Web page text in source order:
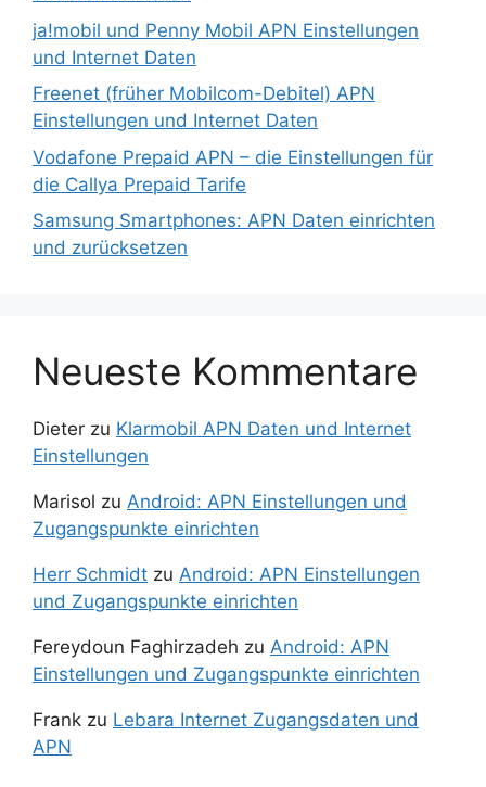
ja!mobil und Penny Mobil APN Einstellungen
und Internet Daten
Freenet (früher Mobilcom-Debitel) APN
Einstellungen und Internet Daten
Vodafone Prepaid APN – die Einstellungen für
die Callya Prepaid Tarife
Samsung Smartphones: APN Daten einrichten
und zurücksetzen
Neueste Kommentare
Dieter zu Klarmobil APN Daten und Internet
Einstellungen
Marisol zu Android: APN Einstellungen und
Zugangspunkte einrichten
Herr Schmidt zu Android: APN Einstellungen
und Zugangspunkte einrichten
Fereydoun Faghirzadeh zu Android: APN
Einstellungen und Zugangspunkte einrichten
Frank zu Lebara Internet Zugangsdaten und
APN